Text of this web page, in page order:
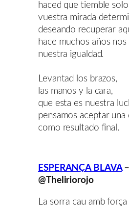
haced que tiemble
vuestra mirada
deseando recuperar
hace muchos años
nuestra igualdad.
Levantad los brazos,
las manos y la cara,
que esta es nuestra
pensamos aceptar una
como resultado final.
ESPERANÇA BLAVA–
@Theliriorojo
La sorra cau amb força